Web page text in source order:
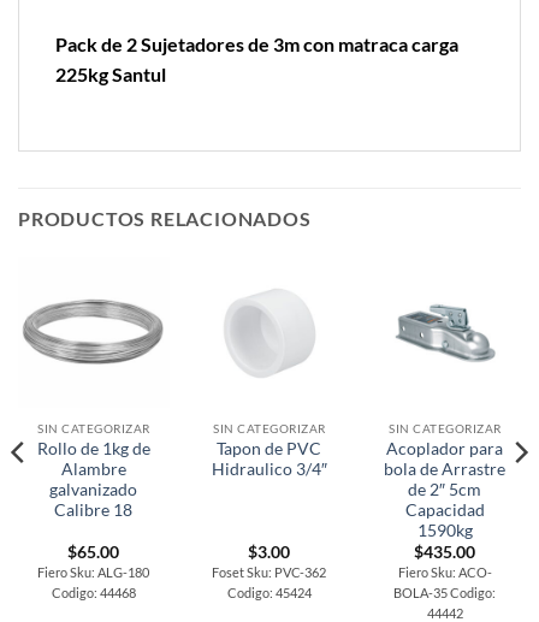
Pack de 2 Sujetadores de 3m con matraca carga
225kg Santul
PRODUCTOS RELACIONADOS
SIN CATEGORIZAR
Rollo de 1kg de
Alambre
galvanizado
Calibre 18
$65.00
Fiero Sku: ALG-180
Codigo: 44468
SIN CATEGORIZAR
Tapon de PVC
Hidraulico 3/4″
$3.00
Foset Sku: PVC-362
Codigo: 45424
SIN CATEGORIZAR
Acoplador para
bola de Arrastre
de 2″ 5cm
Capacidad
1590kg
$435.00
Fiero Sku: ACO-
BOLA-35 Codigo:
44442